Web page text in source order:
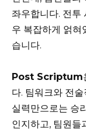
좌우합니다. 전투
우 복잡하게 얽혀
습니다.
Post Scriptum
다. 팀워크와 전
실력만으로는 승
인지하고, 팀원들